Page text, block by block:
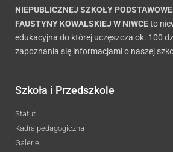
NIEPUBLICZNEJ SZKOŁY
FAUSTYNY KOWALSKIEJ W NIWCEto
edukacyjna do której uczęszcza ok. 100
zapoznania się informacjami o naszej
Szkoła i Przedszkole
Statut
Kadra pedagogiczna
Galerie